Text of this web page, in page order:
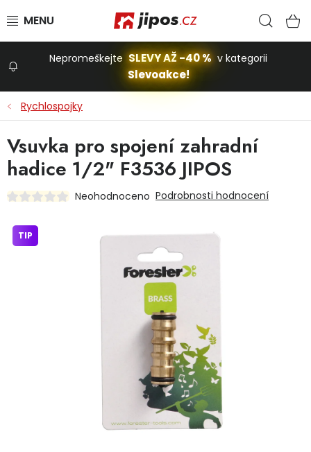
Stavba a dům
Nepromeškejte SLEVY AŽ -40 % v kategorii
Slevoakce!
Rychlospojky
Vsuvka pro spojení zahradní
hadice 1/2" F3536 JIPOS
Neohodnoceno Podrobnosti hodnocení
TIP